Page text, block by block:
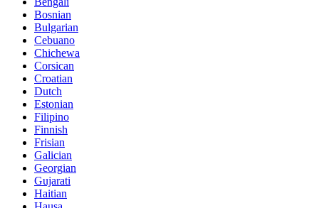
Bosnian
Bulgarian
Cebuano
Chichewa
Corsican
Croatian
Dutch
Estonian
Filipino
Finnish
Frisian
Galician
Georgian
Gujarati
Haitian